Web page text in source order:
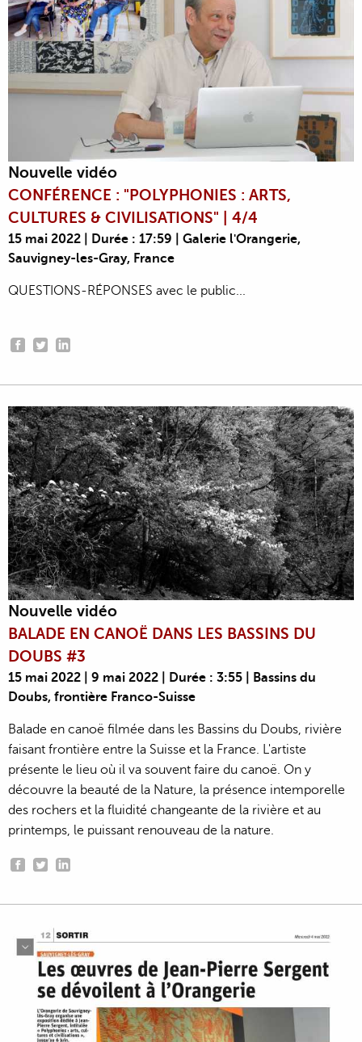
Nouvelle vidéo
CONFÉRENCE : "POLYPHONIES : ARTS,
CULTURES & CIVILISATIONS" | 4/4
15 mai 2022 | Durée : 17:59 | Galerie l'Orangerie,
Sauvigney-les-Gray, France
QUESTIONS-RÉPONSES avec le public...
Nouvelle vidéo
BALADE EN CANOË DANS LES BASSINS DU
DOUBS #3
15 mai 2022 | 9 mai 2022 | Durée : 3:55 | Bassins du
Doubs, frontière Franco-Suisse
Balade en canoë filmée dans les Bassins du Doubs, rivière
faisant frontière entre la Suisse et la France. L'artiste
présente le lieu où il va souvent faire du canoë. On y
découvre la beauté de la Nature, la présence intemporelle
des rochers et la fluidité changeante de la rivière et au
printemps, le puissant renouveau de la nature.